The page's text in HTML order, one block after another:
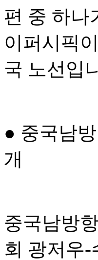
편 중 하나
이퍼시픽
국 노선입
● 중국남
개
중국남방
회 광저우